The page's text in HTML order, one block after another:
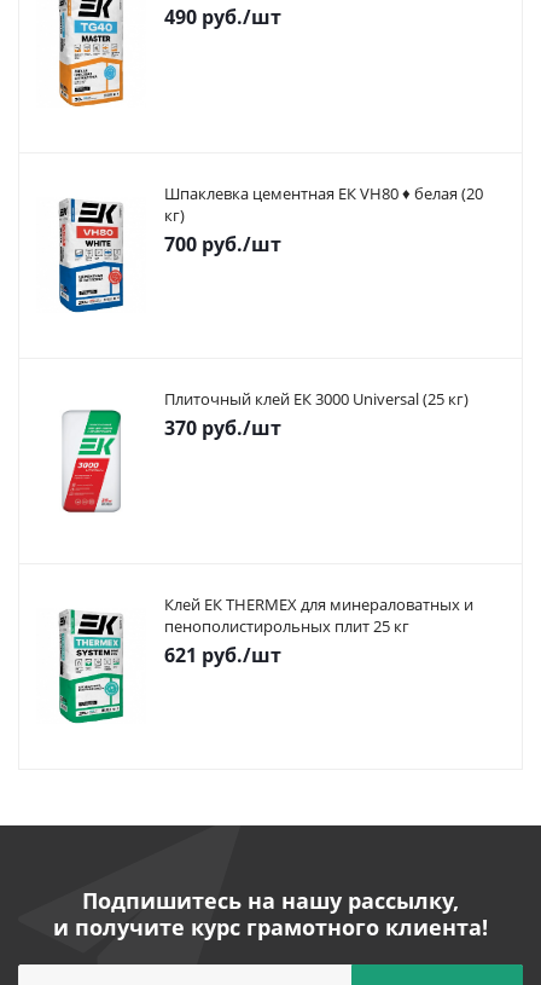
490 руб./шт
Шпаклевка цементная ЕК VH80 ♦ белая (20
кг)
700 руб./шт
Плиточный клей ЕК 3000 Universal (25 кг)
370 руб./шт
Клей ЕК THERMEX для минераловатных и
пенополистирольных плит 25 кг
621 руб./шт
Подпишитесь на нашу рассылку,
и получите курс грамотного клиента!